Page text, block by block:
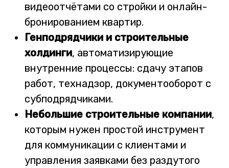
видеоотчётами со стройки и онлайн-
бронированием квартир.
Генподрядчики и строительные
холдинги, автоматизирующие
внутренние процессы: сдачу этапов
работ, технадзор, документооборот с
субподрядчиками.
Небольшие строительные компании,
которым нужен простой инструмент
для коммуникации с клиентами и
управления заявками без раздутого